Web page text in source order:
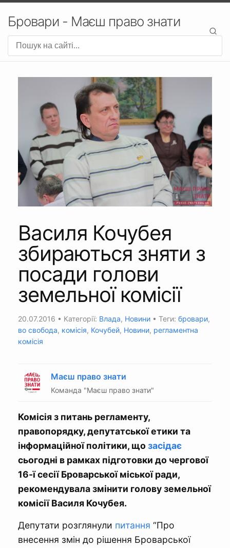
Бровари - Маєш право знати
Василя Кочубея
збираються зняти з
посади голови
земельної комісії
20.07.2016 • Категорії: Влада, Новини • Теги: бровари,
во свобода, комісія, Кочубей, Новини, регламентна
комісія
Маєш право знати
Команда "Маєш право знати"
Комісія з питань регламенту,
правопорядку, депутатської етики та
інформаційної політики, що засідає
сьогодні в рамках підготовки до чергової
16-ї сесії Броварської міської ради,
рекомендувала змінити голову земельної
комісії Василя Кочубея.
Депутати розглянули питання “Про
внесення змін до рішення Броварської